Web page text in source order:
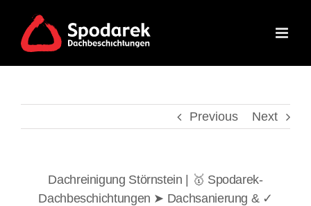
content
Previous Next
Dachreinigung Störnstein | 🥇 Spodarek-
Dachbeschichtungen ➤ Dachsanierung & ✓